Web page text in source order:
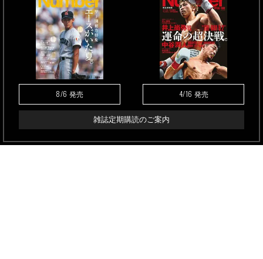
8/6 発売 4/16 発売
雑誌定期購読のご案内